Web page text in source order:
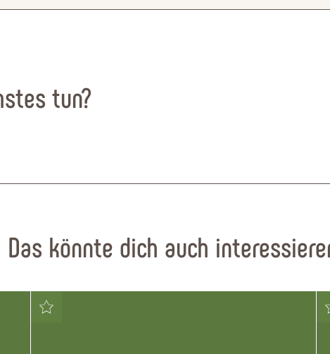
tun?
Das könnte dich auch